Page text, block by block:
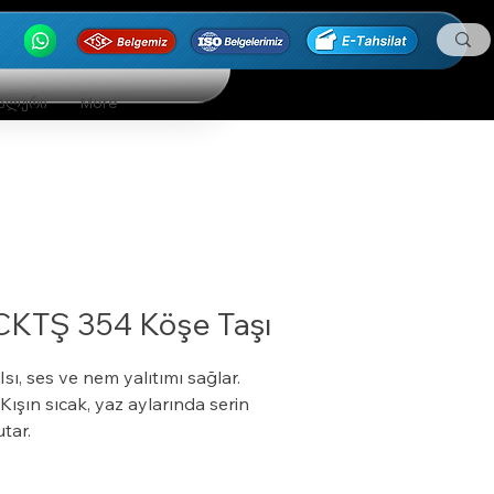
More
354 Köşe Taşı
ses ve nem yalıtımı sağlar.
Kışın sıcak, yaz aylarında serin